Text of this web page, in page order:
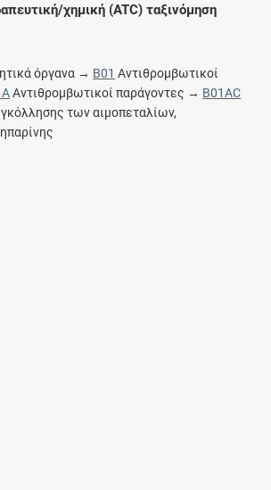
χημική (ATC) ταξινόμηση
όργανα → B01 Αντιθρομβωτικοί
Αντιθρομβωτικοί παράγοντες → B01AC
των αιμοπεταλίων,